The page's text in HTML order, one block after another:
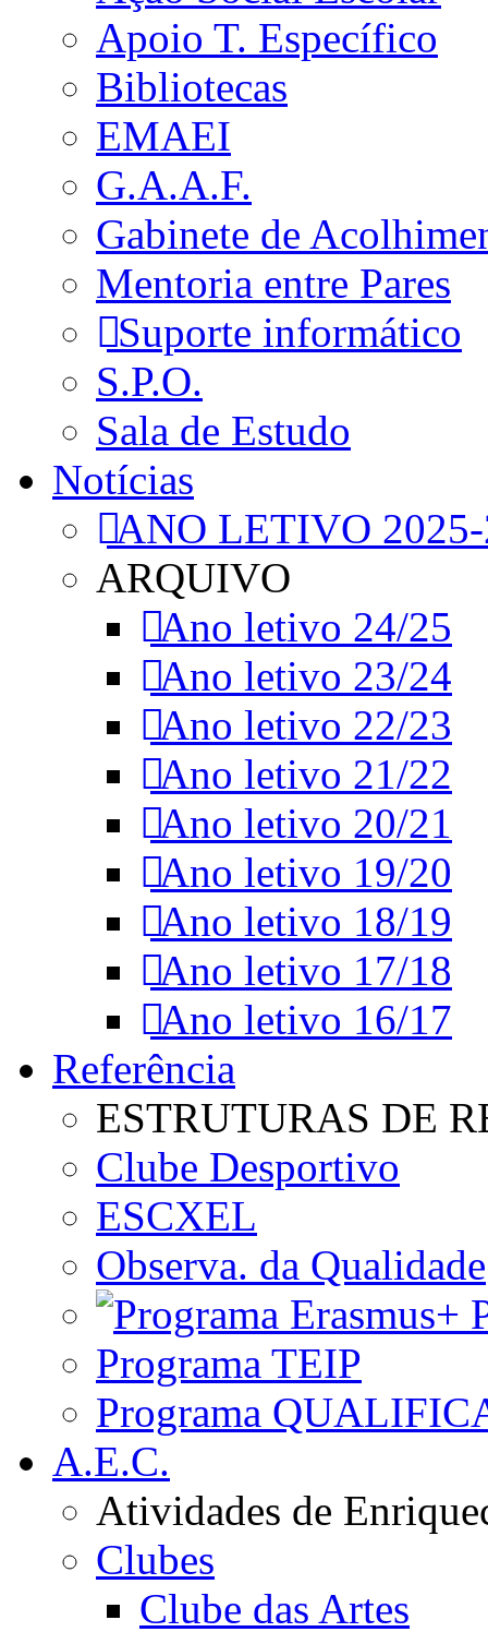
Apoio T. Específico
Bibliotecas
EMAEI
G.A.A.F.
Gabinete de
Mentoria entre Pares
Suporte informático
S.P.O.
Sala de Estudo
Notícias
ANO LETIVO
ARQUIVO
Ano letivo 24/25
Ano letivo 23/24
Ano letivo 22/23
Ano letivo 21/22
Ano letivo 20/21
Ano letivo 19/20
Ano letivo 18/19
Ano letivo 17/18
Ano letivo 16/17
Referência
ESTRUTURAS DE
Clube Desportivo
ESCXEL
Observa. da Qualidade
Programa TEIP
Programa
A.E.C.
Atividades de
Clubes
Clube das Artes